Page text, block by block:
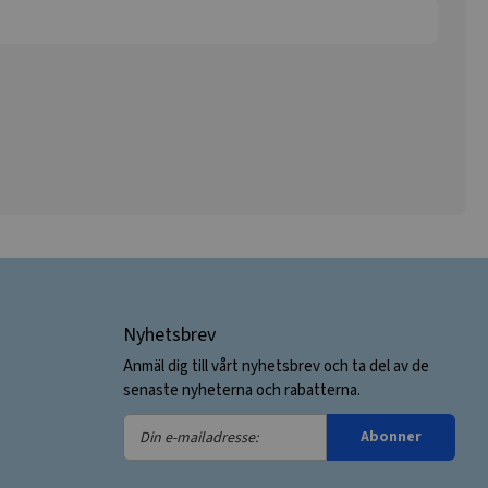
Nyhetsbrev
Anmäl dig till vårt nyhetsbrev och ta del av de
senaste nyheterna och rabatterna.
Din
e-
Abonner